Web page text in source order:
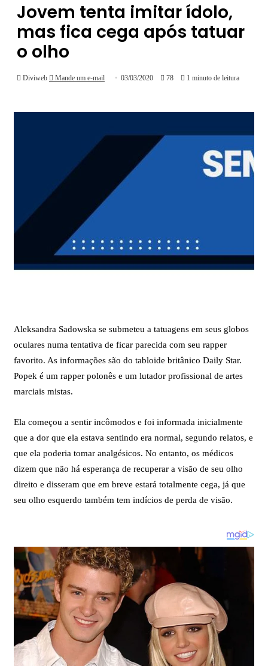
Jovem tenta imitar ídolo,
mas fica cega após tatuar
o olho
Diviweb Mande um e-mail 03/03/2020 78 1 minuto de leitura
Aleksandra Sadowska se submeteu a tatuagens em seus globos
oculares numa tentativa de ficar parecida com seu rapper
favorito. As informações são do tabloide britânico Daily Star.
Popek é um rapper polonês e um lutador profissional de artes
marciais mistas.
Ela começou a sentir incômodos e foi informada inicialmente
que a dor que ela estava sentindo era normal, segundo relatos, e
que ela poderia tomar analgésicos. No entanto, os médicos
dizem que não há esperança de recuperar a visão de seu olho
direito e disseram que em breve estará totalmente cega, já que
seu olho esquerdo também tem indícios de perda de visão.